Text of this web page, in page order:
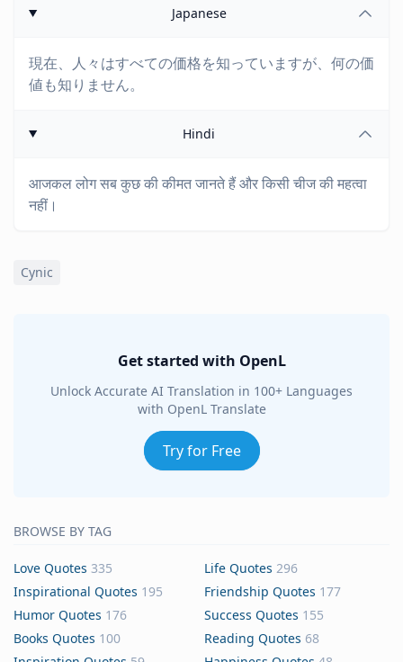
Japanese
現在、人々はすべての価格を知っていますが、何の価
値も知りません。
Hindi
आजकल लोग सब कुछ की कीमत जानते हैं और किसी चीज की महत्वा
नहीं।
Cynic
Get started with OpenL
Unlock Accurate AI Translation in 100+ Languages
with OpenL Translate
Try for Free
BROWSE BY TAG
Love Quotes 335 Life Quotes 296
Inspirational Quotes 195 Friendship Quotes 177
Humor Quotes 176 Success Quotes 155
Books Quotes 100 Reading Quotes 68